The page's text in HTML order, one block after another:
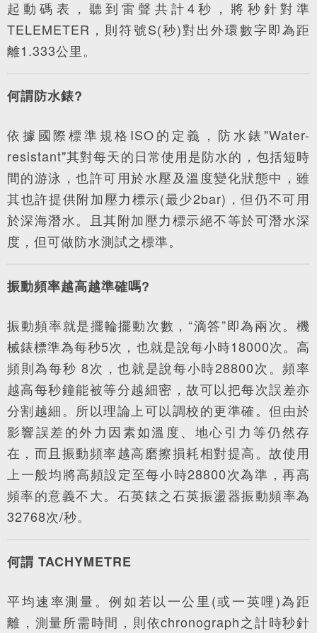
起動碼表，聽到雷聲共計4秒，將秒針對準
TELEMETER，則符號S(秒)對出外環數字即為距
離1.333公里。
何謂防水錶?
依據國際標準規格ISO的定義，防水錶"Water-
resistant"其對每天的日常使用是防水的，包括短時
間的游泳，也許可用於水壓及溫度變化狀態中，雖
其也許提供附加壓力標示(最少2bar)，但仍不可用
於深海潛水。且其附加壓力標示絕不等於可潛水深
度，但可做防水測試之標準。
振動頻率越高越準確嗎?
振動頻率就是擺輪擺動次數，“滴答”即為兩次。機
械錶標準為每秒5次，也就是說每小時18000次。高
頻則為每秒 8次，也就是說每小時28800次。頻率
越高每秒鐘能被等分越細密，故可以把每次誤差亦
分割越細。所以理論上可以調校的更準確。但由於
影響誤差的外力因素如溫度、地心引力等仍然存
在，而且振動頻率越高磨擦損耗相對提高。故使用
上一般均將高頻設定至每小時28800次為準，再高
頻率的意義不大。石英錶之石英振盪器振動頻率為
32768次/秒。
何謂 TACHYMETRE
平均速率測量。例如若以一公里(或一英哩)為距
離，測量所需時間，則依chronograph之計時秒針